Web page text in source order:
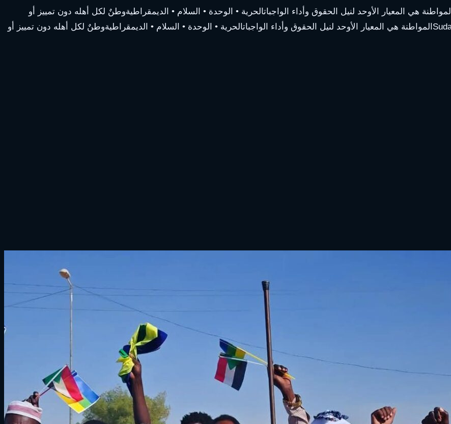
المواطنة هي المعيار الأوحد لنيل الحقوق وأداء الواجباتالحرية • الوحدة • السلام • الديمقراطيةوطنٌ لكل أهله دون تمييز أو
المواطنة هي المعيار الأوحد لنيل الحقوق وأداء الواجباتالحرية • الوحدة • السلام • الديمقراطيةوطنٌ لكل أهله دون تمييز أو